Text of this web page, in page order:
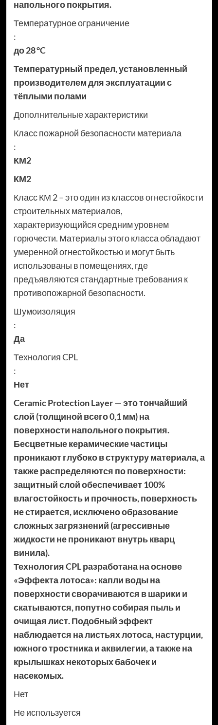
напольного покрытия.
Температурное ограничение
:
до 28 °C
Температурный предел, установленный
производителем для эксплуатации с
тёплыми полами
Дополнительные характеристики
Класс пожарной безопасности материала
:
КМ2
КМ2
Класс КМ 2 – это один из классов огнестойкости
строительных материалов,
характеризующийся средним уровнем
горючести. Материалы этого класса обладают
умеренной огнестойкостью и могут быть
использованы в помещениях, где
предъявляются стандартные требования к
противопожарной безопасности.
Шумоизоляция
:
Да
Технология CPL
:
Нет
Ceramic Protection Layer — это тончайший
слой (толщиной всего 0,1 мм) на
поверхности напольного покрытия.
Бесцветные керамические частицы
проникают глубоко в структуру материала, а
также распределяются по поверхности:
защитный слой обеспечивает 100%
влагостойкость и прочность, поверхность
не стирается, исключено образование
сложных загрязнений (агрессивные
жидкости не проникают внутрь кварц
винила).
Технология CPL разработана на основе
«Эффекта лотоса»: капли воды на
поверхности сворачиваются в шарики и
скатываются, попутно собирая пыль и
очищая лист. Подобный эффект
наблюдается на листьях лотоса, настурции,
южного тростника и аквилегии, а также на
крылышках некоторых бабочек и
насекомых.
Нет
Не используется